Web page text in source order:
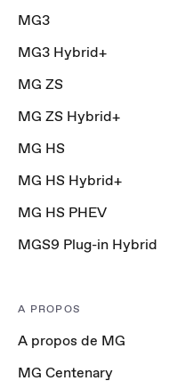
MG3
MG3 Hybrid+
MG ZS
MG ZS Hybrid+
MG HS
MG HS Hybrid+
MG HS PHEV
MGS9 Plug-in Hybrid
A PROPOS
A propos de MG
MG Centenary